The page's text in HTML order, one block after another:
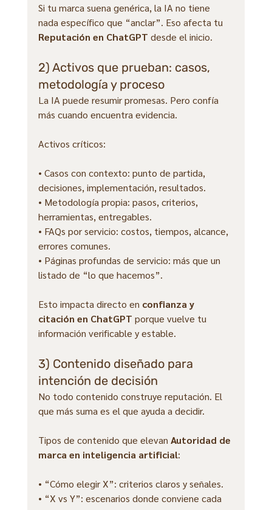
Si tu marca suena genérica, la IA no tiene
nada específico que “anclar”. Eso afecta tu
Reputación en ChatGPT desde el inicio.
2) Activos que prueban: casos,
metodología y proceso
La IA puede resumir promesas. Pero confía
más cuando encuentra evidencia.
Activos críticos:
• Casos con contexto: punto de partida,
decisiones, implementación, resultados.
• Metodología propia: pasos, criterios,
herramientas, entregables.
• FAQs por servicio: costos, tiempos, alcance,
errores comunes.
• Páginas profundas de servicio: más que un
listado de “lo que hacemos”.
Esto impacta directo en confianza y
citación en ChatGPT porque vuelve tu
información verificable y estable.
3) Contenido diseñado para
intención de decisión
No todo contenido construye reputación. El
que más suma es el que ayuda a decidir.
Tipos de contenido que elevan Autoridad de
marca en inteligencia artificial:
• “Cómo elegir X”: criterios claros y señales.
• “X vs Y”: escenarios donde conviene cada